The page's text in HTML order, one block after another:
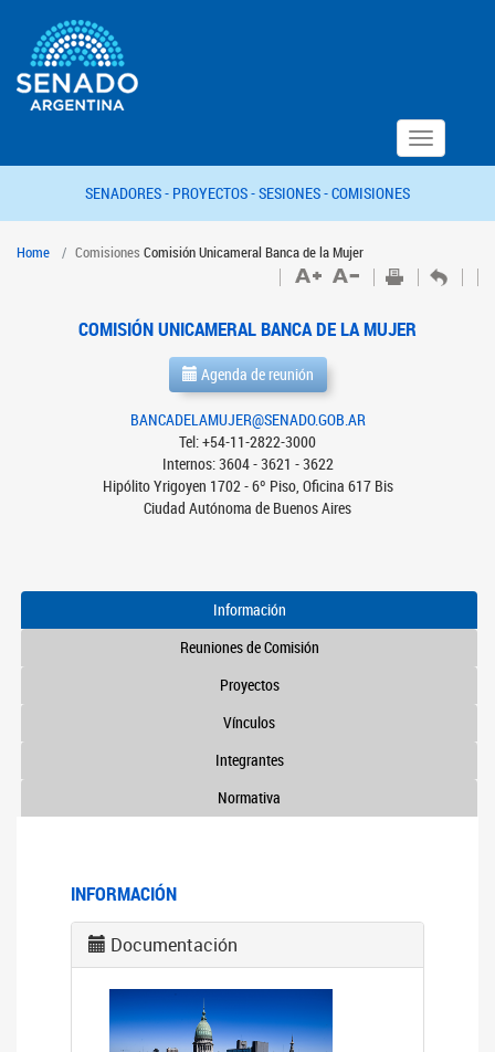
Toggle
navigation
SENADORES - PROYECTOS -SESIONES -COMISIONES
Home Comisiones Comisión Unicameral Banca de la Mujer
COMISIÓN UNICAMERAL BANCA DE LA MUJER
Agenda de reunión
BANCADELAMUJER@SENADO.GOB.AR
Tel: +54-11-2822-3000
Internos: 3604 - 3621 - 3622
Hipólito Yrigoyen 1702 - 6º Piso, Oficina 617 Bis
Ciudad Autónoma de Buenos Aires
Información
Reuniones de Comisión
Proyectos
Vínculos
Integrantes
Normativa
INFORMACIÓN
Documentación